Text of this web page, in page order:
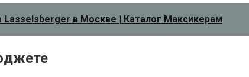
Lasselsberger в Москве | Каталог Максикерам